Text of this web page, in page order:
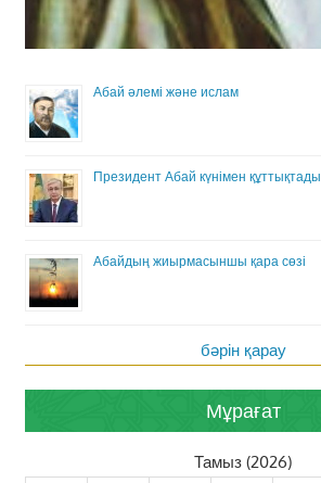
Абай әлемі және ислам
Президент Абай күнімен құттықтады
Абайдың жиырмасыншы қара сөзі
бәрін қарау
Мұрағат
Тамыз (2026)